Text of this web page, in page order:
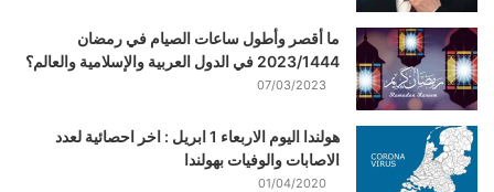
ما أقصر وأطول ساعات الصيام في رمضان
2023/1444 في الدول العربية والإسلامية والعالم؟
07/03/2023
هولندا اليوم الاربعاء 1 ابريل : اخر احصائية لعدد
الاصابات والوفيات بهولندا
01/04/2020